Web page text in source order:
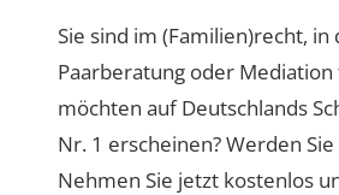
Sie sind im (Familien)recht, in
Paarberatung oder Mediation
möchten auf Deutschlands
Nr. 1 erscheinen? Werden Sie
Nehmen Sie jetzt kostenlos